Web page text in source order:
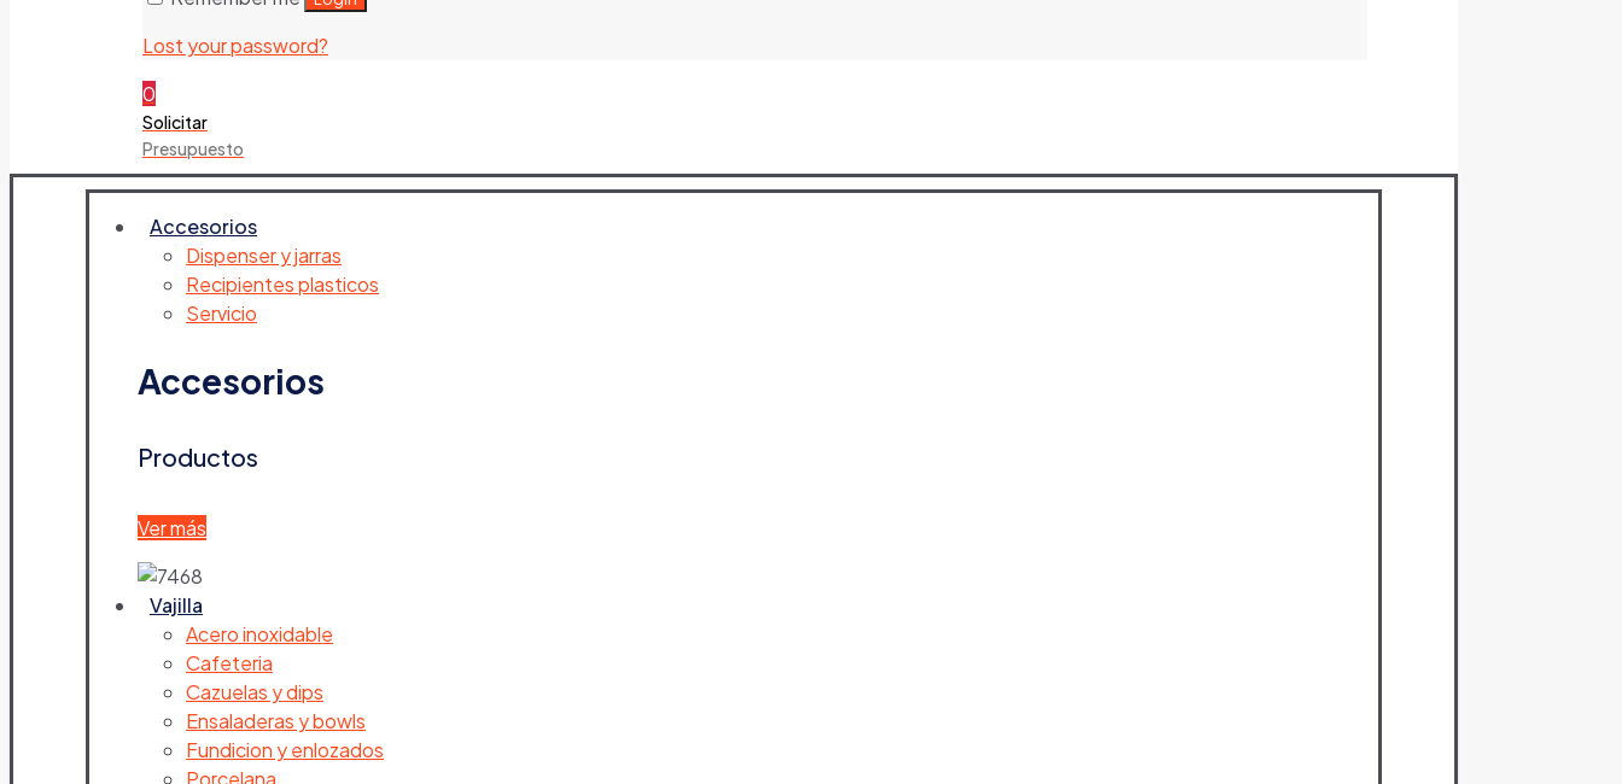
Lost your password?
0
Solicitar
Presupuesto
Accesorios
Dispenser y jarras
Recipientes plasticos
Servicio
Accesorios
Productos
Ver más
Vajilla
Acero inoxidable
Cafeteria
Cazuelas y dips
Ensaladeras y bowls
Fundicion y enlozados